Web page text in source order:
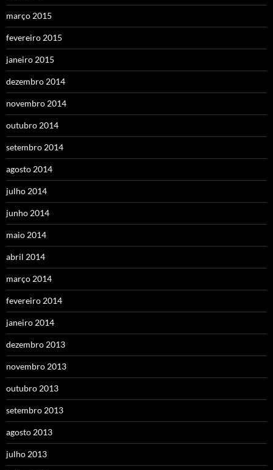
março 2015
fevereiro 2015
janeiro 2015
dezembro 2014
novembro 2014
outubro 2014
setembro 2014
agosto 2014
julho 2014
junho 2014
maio 2014
abril 2014
março 2014
fevereiro 2014
janeiro 2014
dezembro 2013
novembro 2013
outubro 2013
setembro 2013
agosto 2013
julho 2013